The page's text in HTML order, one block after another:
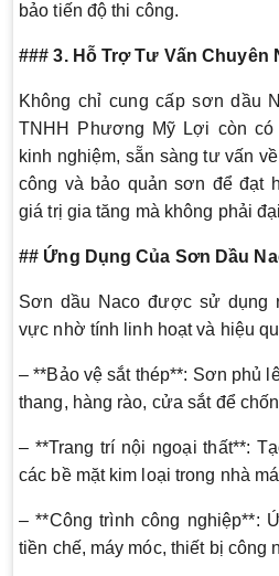
bảo tiến độ thi công.
### 3. Hỗ Trợ Tư Vấn Chuyên
Không chỉ cung cấp sơn dầu
TNHH Phương Mỹ Lợi còn
kinh nghiệm, sẵn sàng tư vấn
công và bảo quản sơn để đạt
giá trị gia tăng mà không phải
## Ứng Dụng Của Sơn Dầu
Sơn dầu Naco được sử dụng
vực nhờ tính linh hoạt và hiệu
– **Bảo vệ sắt thép**: Sơn phủ
thang, hàng rào, cửa sắt để
– **Trang trí nội ngoại thất**:
các bề mặt kim loại trong nhà
– **Công trình công nghiệp**:
tiền chế, máy móc, thiết bị công